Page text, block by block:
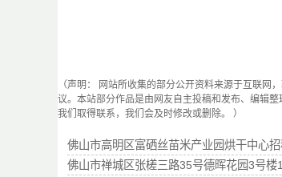
（声明： 网站所收集的部分公开资料来源于互联
议。本站部分作品是由网友自主投稿和发布、编辑
我们取得联系，我们会及时修改或删除。 ）
佛山市高明区富硒丝苗米产业园烘干中心招
佛山市禅城区张槎三路35号德晖花园3号楼